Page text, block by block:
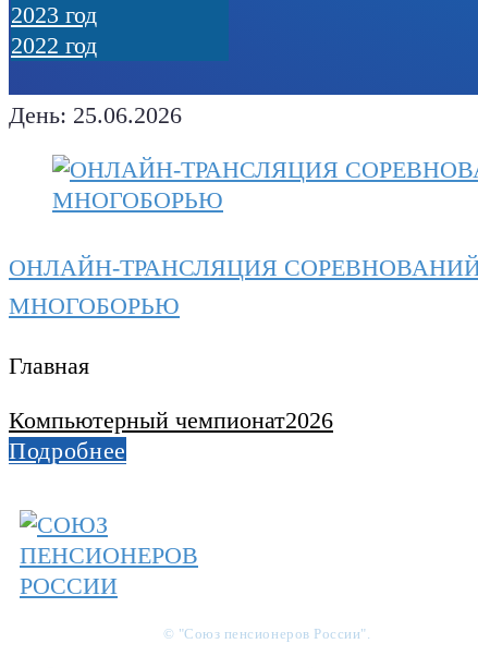
2023 год
2022 год
День: 25.06.2026
ОНЛАЙН-ТРАНСЛЯЦИЯ
МНОГОБОРЬЮ
Главная
Компьютерный чемпионат2026
Подробнее
© "Союз пенсионеров России".